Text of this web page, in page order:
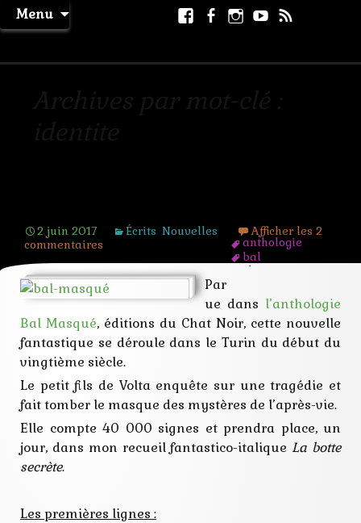
Menu
Aller
au
Facebook
Facebook
page
Instagram
Youtube
2 juin 2017 Écrits Nouvelles
anthologie
bal
chat noir
drame
enquête
fantastique
fantome
intrigue
italie
masque
nouvelle
secret
spirite
Afficher les 2
commentaires
Par
ue dans l’anthologie
Bal Masqué, éditions du Chat Noir, cette nouvelle
fantastique se déroule dans le Turin du début du
vingtième siècle.
Le petit fils de Volta enquête sur une tragédie et
fait tomber le masque des mystères de l’après-vie.
Elle compte 40 000 signes et prendra place, un
jour, dans mon recueil fantastico-italique La botte
secrète.
Les premières lignes :